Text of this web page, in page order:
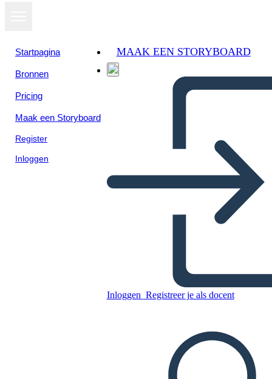
Startpagina
Bronnen
Pricing
Maak een Storyboard
Register
Inloggen
MAAK EEN STORYBOARD
Inloggen Registreer je als docent
Kopieer dit Storyboard
DIAVOORSTELLING AFSPELEN
LEES MIJ VOOR